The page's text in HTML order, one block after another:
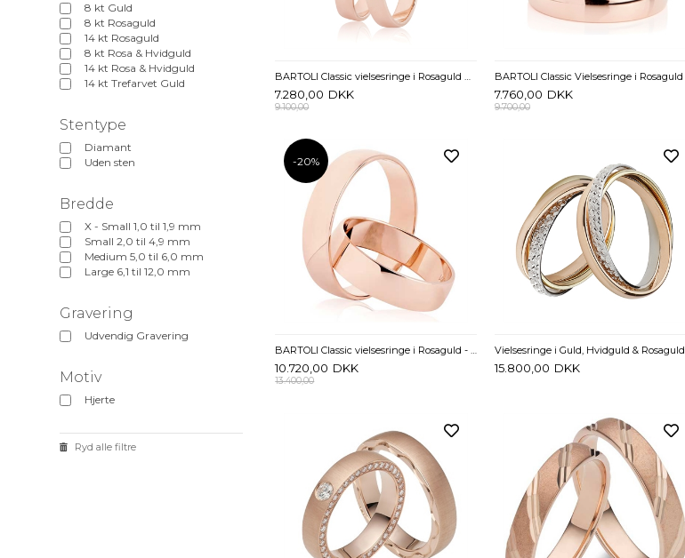
8 kt Guld
8 kt Rosaguld
14 kt Rosaguld
8 kt Rosa & Hvidguld
14 kt Rosa & Hvidguld
14 kt Trefarvet Guld
Stentype
Diamant
Uden sten
Bredde
X - Small 1,0 til 1,9 mm
Small 2,0 til 4,9 mm
Medium 5,0 til 6,0 mm
Large 6,1 til 12,0 mm
Gravering
Udvendig Gravering
Motiv
Hjerte
Ryd alle filtre
7.280,00 DKK
9.100,00
7.760,00 DKK
9.700,00
-20%
BARTOLI Classic vielsesringe i Rosaguld - 5 mm
10.720,00 DKK
13.400,00
Vielsesringe i Guld, Hvidguld & Rosaguld
15.800,00 DKK